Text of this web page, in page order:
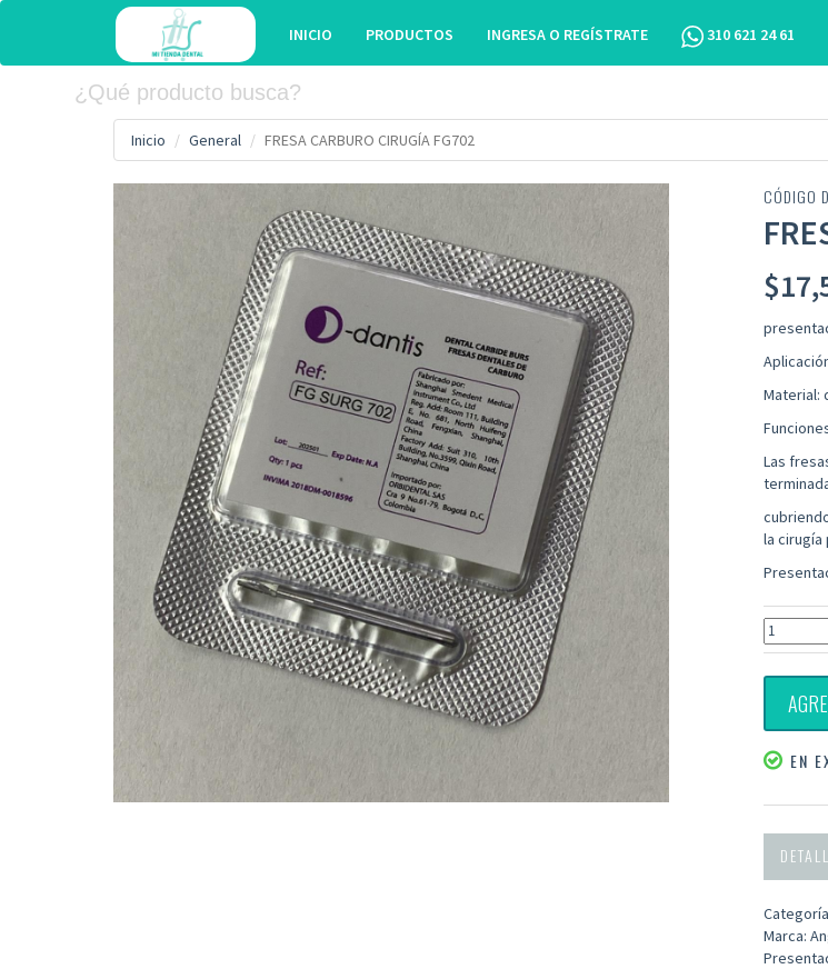
INICIO PRODUCTOS INGRESA O REGÍSTRATE 310 621 24 61
Inicio General FRESA CARBURO CIRUGÍA FG702
CÓDIGO
$
Material:
Las
la cirugía
EN
Marca: